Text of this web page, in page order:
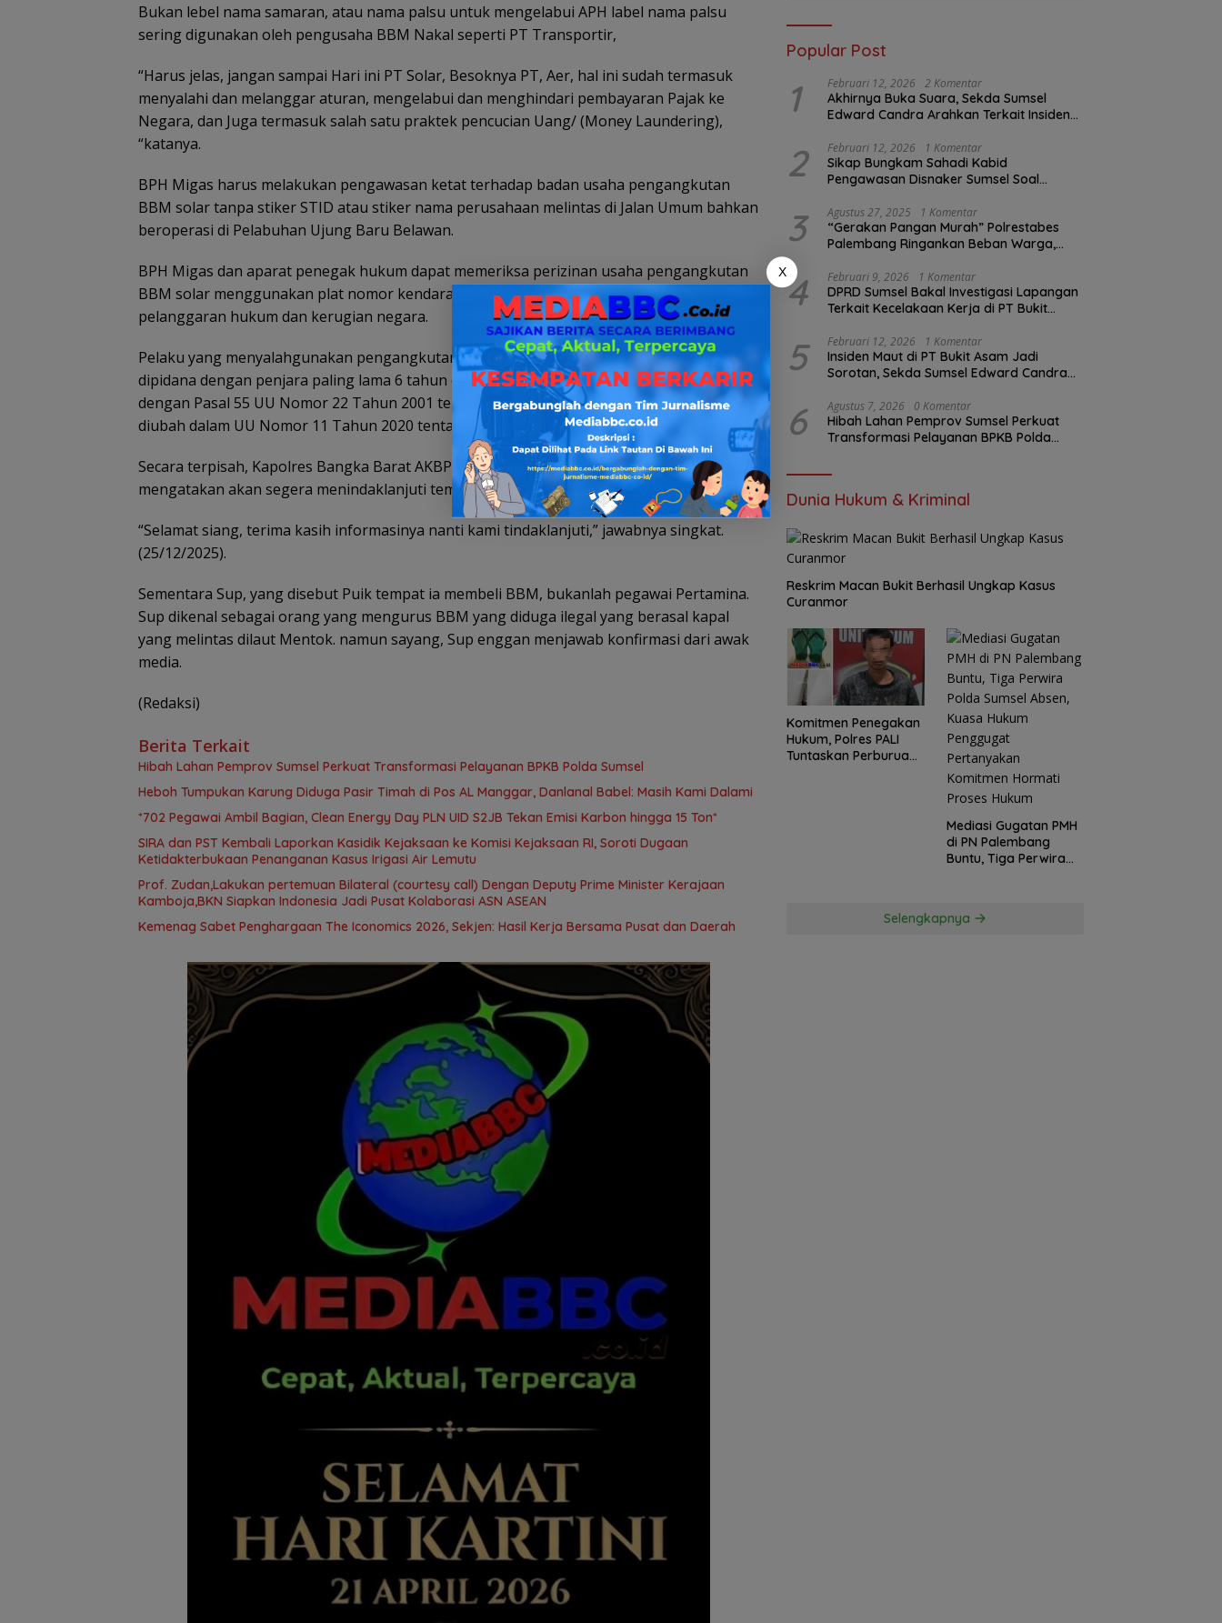
Bukan lebel nama samaran, atau nama palsu untuk mengelabui APH label nama palsu
sering digunakan oleh pengusaha BBM Nakal seperti PT Transportir,
“Harus jelas, jangan sampai Hari ini PT Solar, Besoknya PT, Aer, hal ini sudah termasuk
menyalahi dan melanggar aturan, mengelabui dan menghindari pembayaran Pajak ke
Negara, dan Juga termasuk salah satu praktek pencucian Uang/ (Money Laundering),
“katanya.
BPH Migas harus melakukan pengawasan ketat terhadap badan usaha pengangkutan
BBM solar tanpa stiker STID atau stiker nama perusahaan melintas di Jalan Umum bahkan
beroperasi di Pelabuhan Ujung Baru Belawan.
BPH Migas dan aparat penegak hukum dapat memeriksa perizinan usaha pengangkutan
BBM solar menggunakan plat nomor kendaraan BN 8650 R mencegah terjadi
pelanggaran hukum dan kerugian negara.
Pelaku yang menyalahgunakan pengangkutan dan/atau niaga BBM tanpa izin resmi dapat
dipidana dengan penjara paling lama 6 tahun dan denda hingga Rp60 miliar, sesuai
dengan Pasal 55 UU Nomor 22 Tahun 2001 tentang Minyak dan Gas Bumi, yang telah
diubah dalam UU Nomor 11 Tahun 2020 tentang Cipta Kerja.
Secara terpisah, Kapolres Bangka Barat AKBP Aditya Pratama ketika dihubungi
mengatakan akan segera menindaklanjuti temuan tersebut.
“Selamat siang, terima kasih informasinya nanti kami tindaklanjuti,” jawabnya singkat.
(25/12/2025).
Sementara Sup, yang disebut Puik tempat ia membeli BBM, bukanlah pegawai Pertamina.
Sup dikenal sebagai orang yang mengurus BBM yang diduga ilegal yang berasal kapal
yang melintas dilaut Mentok. namun sayang, Sup enggan menjawab konfirmasi dari awak
media.
(Redaksi)
Berita Terkait
Hibah Lahan Pemprov Sumsel Perkuat Transformasi Pelayanan BPKB Polda Sumsel
Heboh Tumpukan Karung Diduga Pasir Timah di Pos AL Manggar, Danlanal Babel: Masih Kami Dalami
*702 Pegawai Ambil Bagian, Clean Energy Day PLN UID S2JB Tekan Emisi Karbon hingga 15 Ton*
SIRA dan PST Kembali Laporkan Kasidik Kejaksaan ke Komisi Kejaksaan RI, Soroti Dugaan
Ketidakterbukaan Penanganan Kasus Irigasi Air Lemutu
Prof. Zudan,Lakukan pertemuan Bilateral (courtesy call) Dengan Deputy Prime Minister Kerajaan
Kamboja,BKN Siapkan Indonesia Jadi Pusat Kolaborasi ASN ASEAN
Kemenag Sabet Penghargaan The Iconomics 2026, Sekjen: Hasil Kerja Bersama Pusat dan Daerah
Popular Post
1 Februari 12, 2026 2 Komentar
Akhirnya Buka Suara, Sekda Sumsel
Edward Candra Arahkan Terkait Insiden
2 Februari 12, 2026 1 Komentar
Sikap Bungkam Sahadi Kabid
Pengawasan Disnaker Sumsel Soal
Pengawasan K3?
3 Agustus 27, 2025 1 Komentar
“Gerakan Pangan Murah” Polrestabes
Palembang Ringankan Beban Warga,
4 Februari 9, 2026 1 Komentar
DPRD Sumsel Bakal Investigasi Lapangan
Terkait Kecelakaan Kerja di PT Bukit
5 Februari 12, 2026 1 Komentar
Insiden Maut di PT Bukit Asam Jadi
Sorotan, Sekda Sumsel Edward Candra
6 Agustus 7, 2026 0 Komentar
Hibah Lahan Pemprov Sumsel Perkuat
Transformasi Pelayanan BPKB Polda
Dunia Hukum & Kriminal
Reskrim Macan Bukit Berhasil Ungkap Kasus
Curanmor
Komitmen Penegakan
Hukum, Polres PALI
Tuntaskan Perburuan
Mediasi Gugatan PMH
di PN Palembang
Buntu, Tiga Perwira
Pertanyakan
Selengkapnya
X